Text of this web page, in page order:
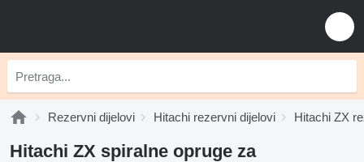
Rezervni dijelovi Hitachi rezervni dijelovi Hitachi ZX
Hitachi ZX spiralne opruge za